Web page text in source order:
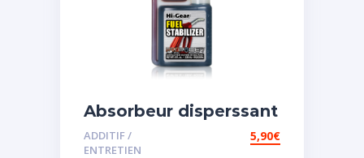
Absorbeur disperssant
d’eau pour carburant
ADDITIF /
ENTRETIEN
5,90€